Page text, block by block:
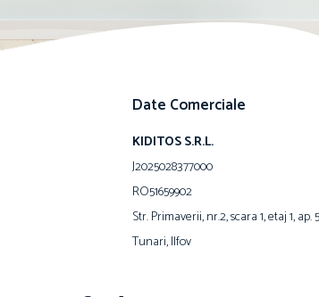
Date Comerciale
KIDITOS S.R.L.
J2025028377000
RO51659902
Str. Primaverii, nr.2, scara 1, etaj 1, ap. 5
Tunari, Ilfov